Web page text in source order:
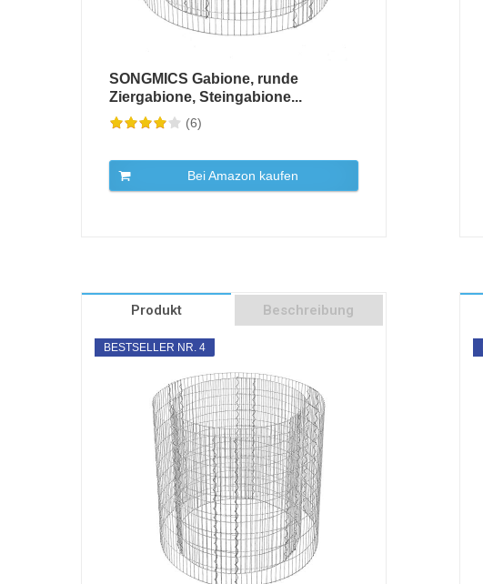
SONGMICS Gabione, runde
Ziergabione, Steingabione...
(6)
Bei Amazon kaufen
Produkt Beschreibung
BESTSELLER NR. 4